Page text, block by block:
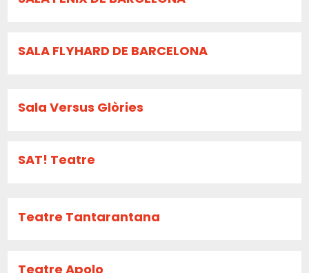
SALA FLYHARD DE BARCELONA
Sala Versus Glòries
SAT! Teatre
Teatre Tantarantana
Teatre Apolo